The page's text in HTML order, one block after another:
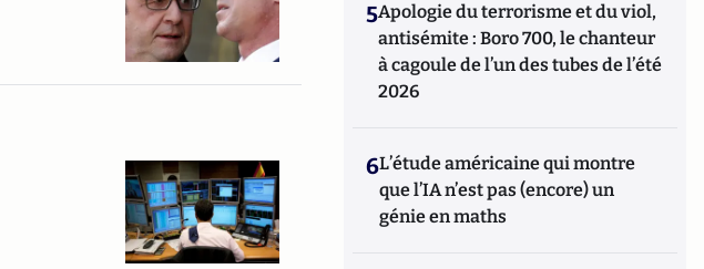
5Apologie du terrorisme et du viol,
antisémite : Boro 700, le chanteur
à cagoule de l’un des tubes de l’été
2026
6L’étude américaine qui montre
que l’IA n’est pas (encore) un
génie en maths